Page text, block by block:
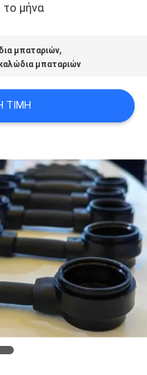
το μήνα
μπαταριών,
μπαταριών
ΤΙΜΉ